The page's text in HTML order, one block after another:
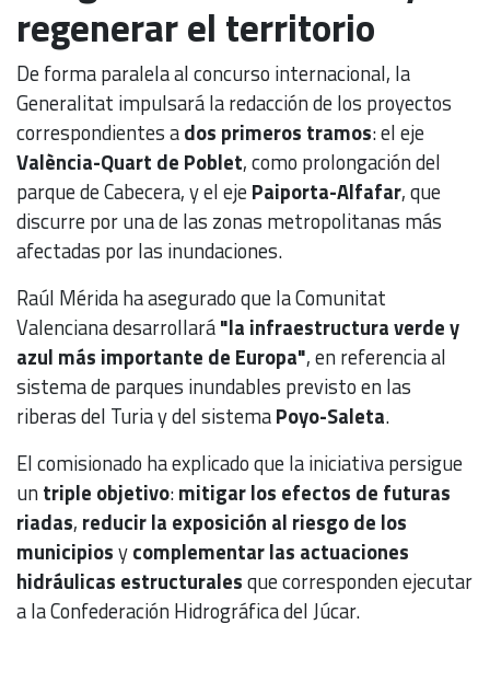
regenerar el territorio
De forma paralela al concurso internacional, la
Generalitat impulsará la redacción de los proyectos
correspondientes ados primeros tramos: el eje
València-Quart de Poblet, como prolongación del
parque de Cabecera, y el ejePaiporta-Alfafar, que
discurre por una de las zonas metropolitanas más
afectadas por las inundaciones.
Raúl Mérida ha asegurado que la Comunitat
Valenciana desarrollará"la infraestructura verde y
azul más importante de Europa", en referencia al
sistema de parques inundables previsto en las
riberas del Turia y del sistemaPoyo-Saleta.
El comisionado ha explicado que la iniciativa persigue
untriple objetivo:mitigar los efectos de futuras
riadas, reducir la exposición al riesgo de los
municipiosycomplementar las actuaciones
hidráulicas estructuralesque corresponden ejecutar
a la Confederación Hidrográfica del Júcar.